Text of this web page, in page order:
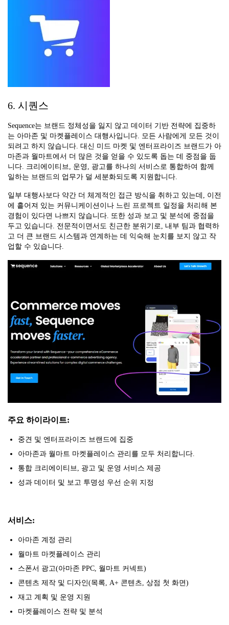
6. 시퀀스
Sequence는 브랜드 정체성을 잃지 않고 데이터 기반 전략에 집중하
는 아마존 및 마켓플레이스 대행사입니다. 모든 사람에게 모든 것이
되려고 하지 않습니다. 대신 미드 마켓 및 엔터프라이즈 브랜드가 아
마존과 월마트에서 더 많은 것을 얻을 수 있도록 돕는 데 중점을 둡
니다. 크리에이티브, 운영, 광고를 하나의 서비스로 통합하여 함께
일하는 브랜드의 업무가 덜 세분화되도록 지원합니다.
일부 대행사보다 약간 더 체계적인 접근 방식을 취하고 있는데, 이전
에 흩어져 있는 커뮤니케이션이나 느린 프로젝트 일정을 처리해 본
경험이 있다면 나쁘지 않습니다. 또한 성과 보고 및 분석에 중점을
두고 있습니다. 전문적이면서도 친근한 분위기로, 내부 팀과 협력하
고 더 큰 브랜드 시스템과 연계하는 데 익숙해 눈치를 보지 않고 작
업할 수 있습니다.
주요 하이라이트:
중견 및 엔터프라이즈 브랜드에 집중
아마존과 월마트 마켓플레이스 관리를 모두 처리합니다.
통합 크리에이티브, 광고 및 운영 서비스 제공
성과 데이터 및 보고 투명성 우선 순위 지정
서비스:
아마존 계정 관리
월마트 마켓플레이스 관리
스폰서 광고(아마존 PPC, 월마트 커넥트)
콘텐츠 제작 및 디자인(목록, A+ 콘텐츠, 상점 첫 화면)
재고 계획 및 운영 지원
마켓플레이스 전략 및 분석